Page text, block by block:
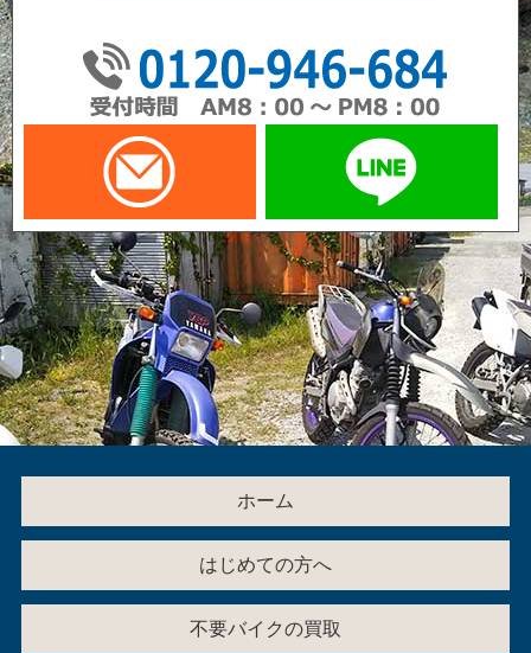
メールでお問い合わせ
ホーム
はじめての方へ
不要バイクの買取